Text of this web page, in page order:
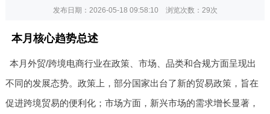
发布日期：2026-05-18 09:58:10 浏览次数： 29次
本月核心趋势总述
本月外贸/跨境电商行业在政策、市场、品类和合规方面呈现出
不同的发展态势。政策上，部分国家出台了新的贸易政策，旨在
促进跨境贸易的便利化；市场方面，新兴市场的需求增长显著，